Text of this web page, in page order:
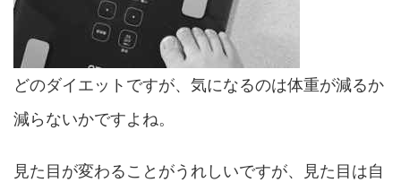
どのダイエットですが、気になるのは体重が減るか
減らないかですよね。
見た目が変わることがうれしいですが、見た目は自